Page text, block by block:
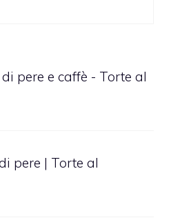
pere e caffè - Torte al
pere | Torte al